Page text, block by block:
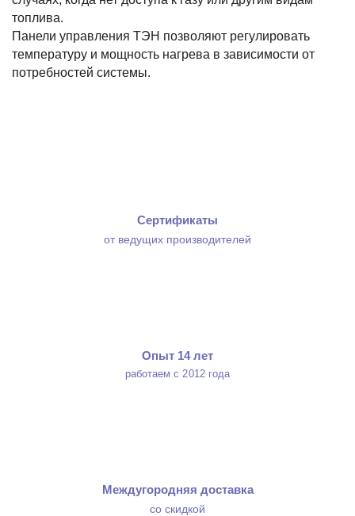
топлива.
Панели управления ТЭН позволяют регулировать
температуру и мощность нагрева в зависимости от
потребностей системы.
Сертификаты
от ведущих производителей
Опыт 14 лет
работаем с 2012 года
Междугородняя доставка
со скидкой